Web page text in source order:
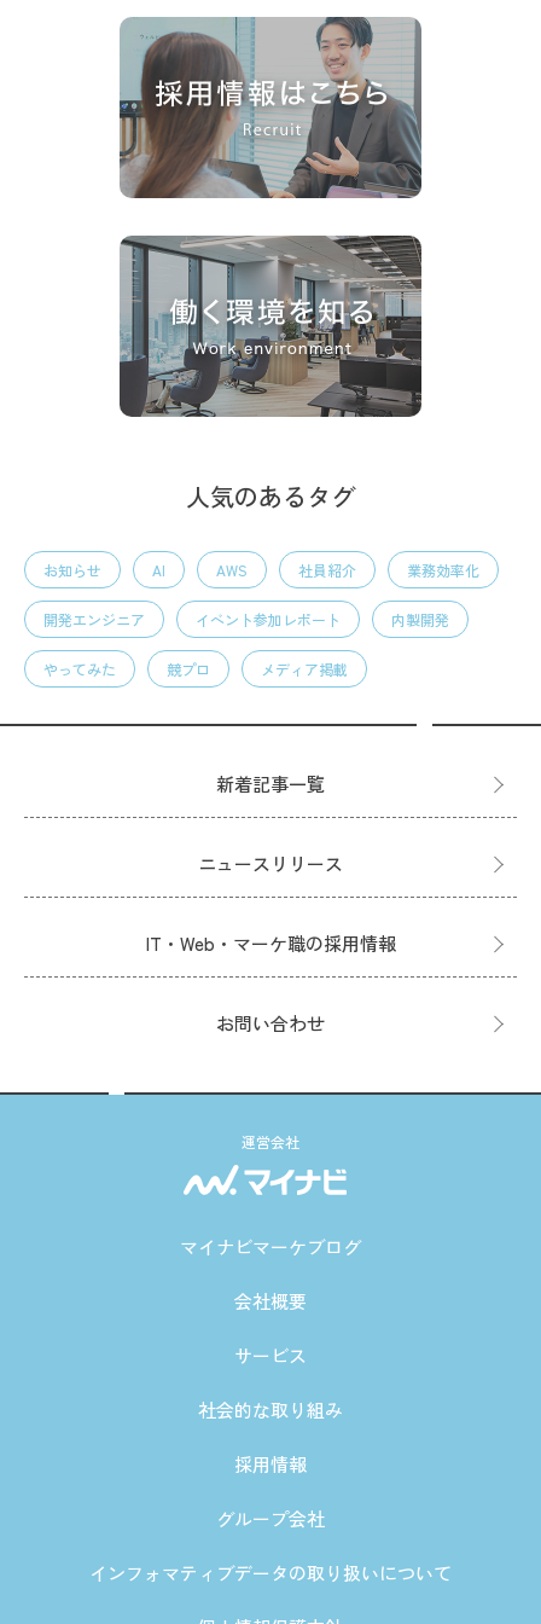
人気のあるタグ
お知らせ AI AWS 社員紹介 業務効率化
開発エンジニア イベント参加レポート 内製開発
やってみた 競プロ メディア掲載
新着記事一覧
ニュースリリース
IT・Web・マーケ職の採用情報
お問い合わせ
運営会社
マイナビマーケブログ
会社概要
サービス
社会的な取り組み
採用情報
グループ会社
インフォマティブデータの取り扱いについて